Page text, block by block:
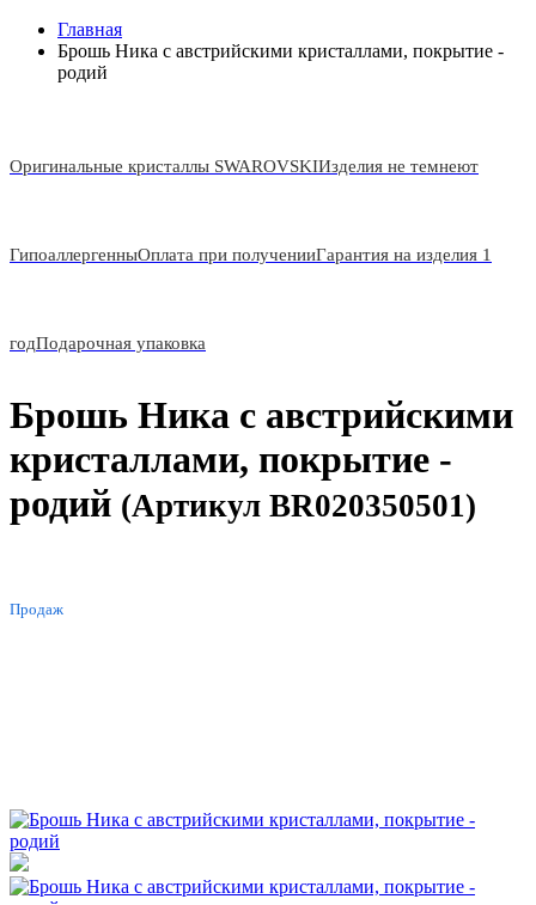
Главная
Брошь Ника с австрийскими кристаллами, покрытие -
родий
Оригинальные кристаллы SWAROVSKIИзделия не темнеют
ГипоаллергенныОплата при полученииГарантия на изделия 1
годПодарочная упаковка
Брошь Ника с австрийскими
кристаллами, покрытие -
родий (Артикул BR020350501)
Продаж